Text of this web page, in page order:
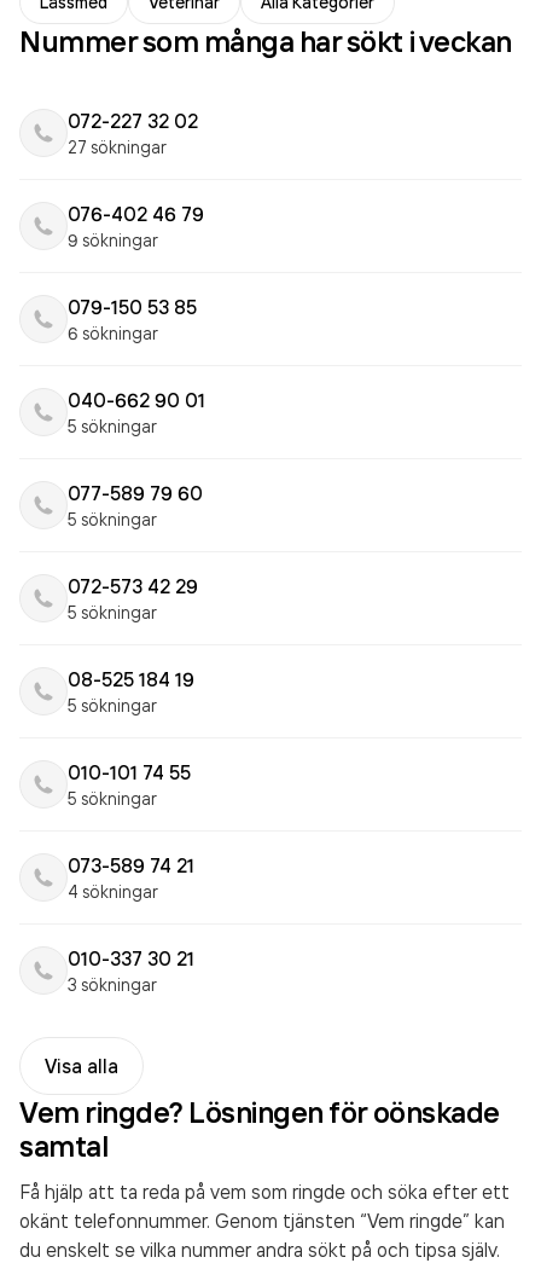
Nummer som många har sökt i veckan
072-227 32 02
27 sökningar
076-402 46 79
9 sökningar
079-150 53 85
6 sökningar
040-662 90 01
5 sökningar
077-589 79 60
5 sökningar
072-573 42 29
5 sökningar
08-525 184 19
5 sökningar
010-101 74 55
5 sökningar
073-589 74 21
4 sökningar
010-337 30 21
3 sökningar
Visa alla
Vem ringde? Lösningen för oönskade
samtal
Få hjälp att ta reda på vem som ringde och söka efter ett
okänt telefonnummer. Genom tjänsten “Vem ringde” kan
du enskelt se vilka nummer andra sökt på och tipsa själv.